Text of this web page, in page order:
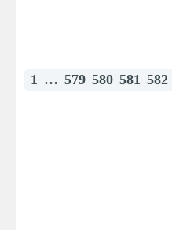
1 … 579 580 581 582